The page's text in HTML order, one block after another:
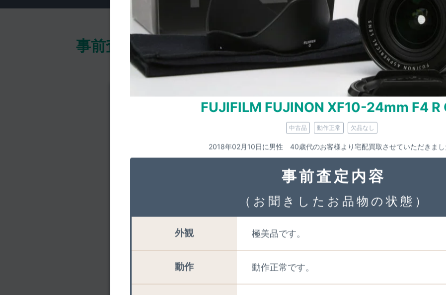
FUJIFILM FUJINON XF10-24mm F4 R
中古品 動作正常 欠品なし
2018年02月10日に男性 40歳代のお客様より宅配買取させていただきまし
事前査定内容
（お聞きしたお品物の状態）
外観 極美品です。
動作 動作正常です。
事前査定で以下の点を押さえておくと、後からの減額
FUJIFILM FUJINON XF10-24mm F4 R
欠品がございましたら事前査定時にお聞かせくだ